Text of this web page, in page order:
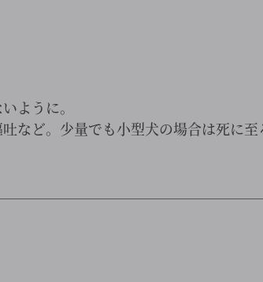
ように。
など。少量でも小型犬の場合は死に至
￣￣￣￣￣￣￣￣￣￣￣￣￣￣￣￣